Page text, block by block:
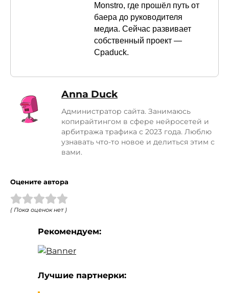
Monstro, где прошёл путь от
баера до руководителя
медиа. Сейчас развивает
собственный проект —
Cpaduck.
Anna Duck
Администратор сайта. Занимаюсь
копирайтингом в сфере нейросетей и
арбитража трафика с 2023 года. Люблю
узнавать что-то новое и делиться этим с
вами.
Оцените автора
( Пока оценок нет )
Рекомендуем:
Лучшие партнерки: